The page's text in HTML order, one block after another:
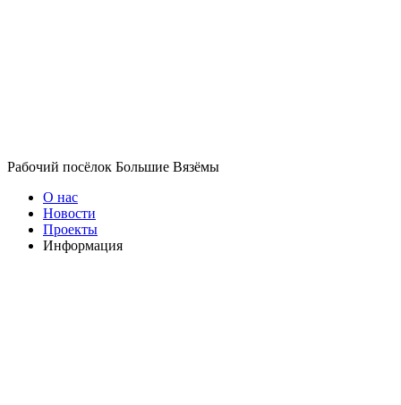
Рабочий посёлок Большие Вязёмы
О нас
Новости
Проекты
Информация